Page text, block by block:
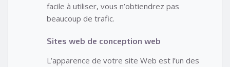
facile à utiliser, vous n’obtiendrez pas
beaucoup de trafic.
Sites web de conception web
L’apparence de votre site Web est l’un des